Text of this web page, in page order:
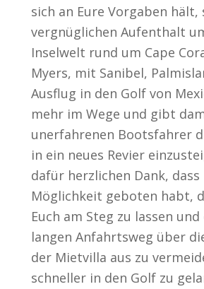
sich an Eure Vorgaben
vergnüglichen Aufenthalt
Inselwelt rund um Cape
Myers, mit Sanibel,
Ausflug in den Golf von
mehr im Wege und gibt
unerfahrenen Bootsfahrer
in ein neues Revier
dafür herzlichen Dank,
Möglichkeit geboten habt,
Euch am Steg zu lassen
langen Anfahrtsweg über
der Mietvilla aus zu
schneller in den Golf zu